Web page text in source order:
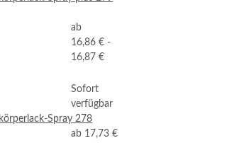
ab
16,86 € -
16,87 €
Sofort
verfügbar
Spray 278
ab 17,73 €